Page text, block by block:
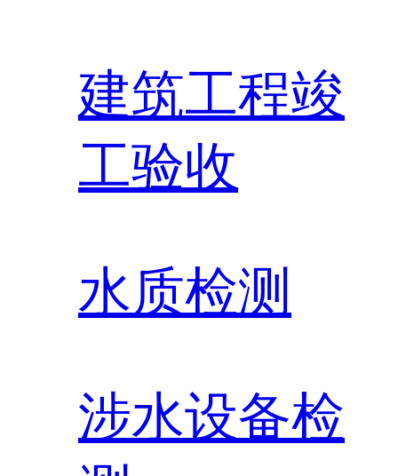
建筑工程竣
工验收
水质检测
涉水设备检